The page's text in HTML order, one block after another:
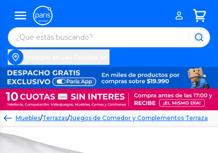
Muebles/Terrazas/Juegos de Comedor y Complementos Terraza